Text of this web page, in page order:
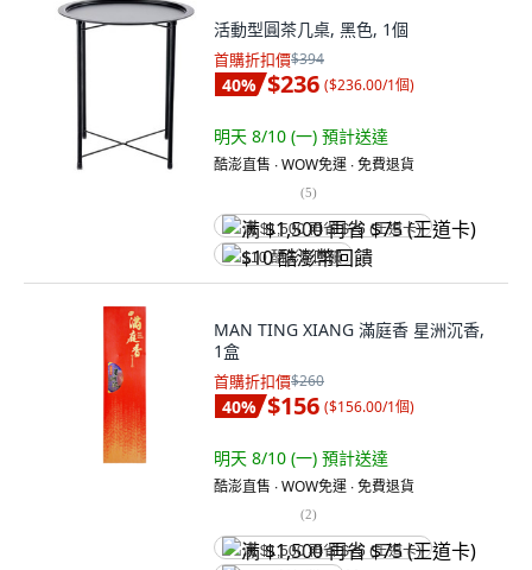
活動型圓茶几桌, 黑色, 1個
首購折扣價$394
40% $236 ($236.00/1個)
明天 8/10 (一) 預計送達
酷澎直售 ∙ WOW免運 ∙ 免費退貨
(5)
满 $1,500 再省 $75 (王道卡)
$10 酷澎幣回饋
MAN TING XIANG 滿庭香 星洲沉香,
1盒
首購折扣價$260
40% $156 ($156.00/1個)
明天 8/10 (一) 預計送達
酷澎直售 ∙ WOW免運 ∙ 免費退貨
(2)
满 $1,500 再省 $75 (王道卡)